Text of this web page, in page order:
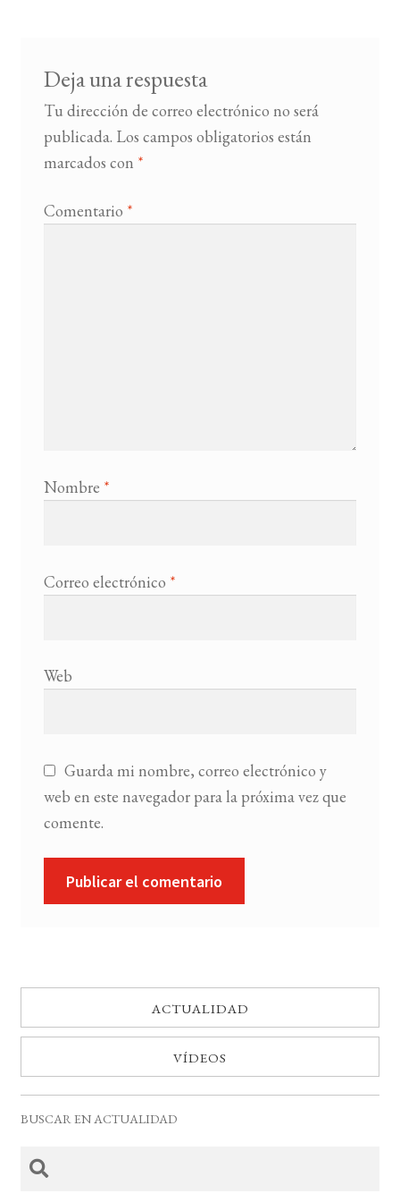
LISTA DE LIBROS
Deja una respuesta
Tu dirección de correo electrónico no será
publicada. Los campos obligatorios están
marcados con *
Comentario *
Nombre *
Correo electrónico *
Web
Guarda mi nombre, correo electrónico y
web en este navegador para la próxima vez que
comente.
ACTUALIDAD
VÍDEOS
BUSCAR EN ACTUALIDAD